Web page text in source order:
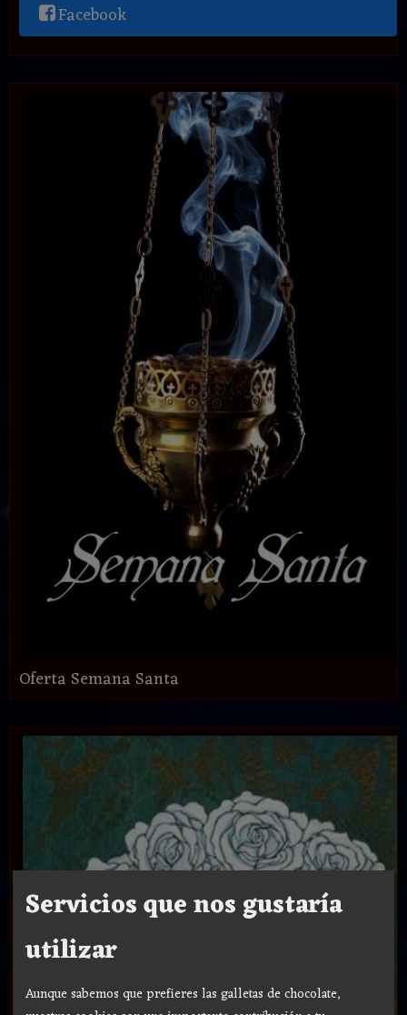
Facebook
Oferta Semana Santa
Servicios que nos gustaría
utilizar
Aunque sabemos que prefieres las galletas de chocolate,